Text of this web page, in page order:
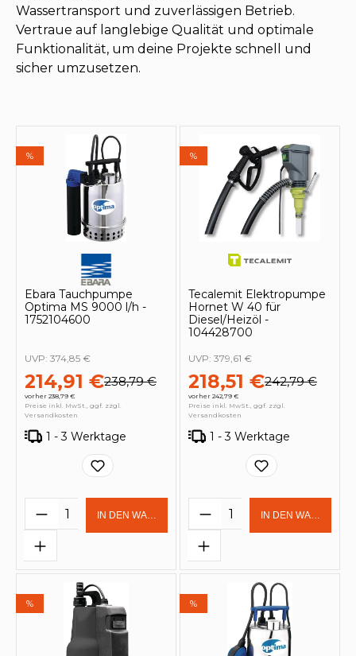
Wassertransport und zuverlässigen Betrieb.
Vertraue auf langlebige Qualität und optimale
Funktionalität, um deine Projekte schnell und
sicher umzusetzen.
%
Ebara Tauchpumpe
Optima MS 9000 l/h -
1752104600
214,91 €238,79 €
vorher 238,79 €
UVP: 374,85 €
Preise inkl. MwSt., ggf. zzgl.
Versandkosten
1 - 3 Werktage
Produkt Anzahl: Gib den
IN DEN WARENKORB
%
Tecalemit Elektropumpe
Hornet W 40 für
Diesel/Heizöl -
104428700
218,51 €242,79 €
vorher 242,79 €
UVP: 379,61 €
Preise inkl. MwSt., ggf. zzgl.
Versandkosten
1 - 3 Werktage
Produkt Anzahl:
IN DEN
% %